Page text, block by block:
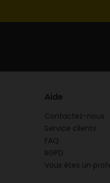
Aide
Contactez-nous
Service clients
FAQ
RGPD
Vous êtes un